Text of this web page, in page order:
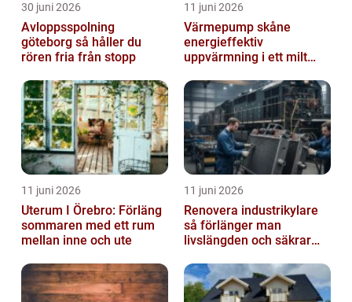
30 juni 2026
Avloppsspolning
göteborg så håller du
rören fria från stopp
11 juni 2026
Värmepump skåne
energieffektiv
uppvärmning i ett milt
11 juni 2026
Uterum I Örebro: Förläng
sommaren med ett rum
mellan inne och ute
11 juni 2026
Renovera industrikylare
så förlänger man
livslängden och säkrar